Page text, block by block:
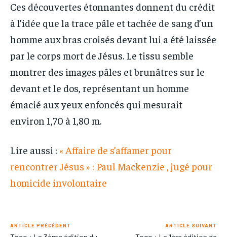
Ces découvertes étonnantes donnent du crédit
à l’idée que la trace pâle et tachée de sang d’un
homme aux bras croisés devant lui a été laissée
par le corps mort de Jésus. Le tissu semble
montrer des images pâles et brunâtres sur le
devant et le dos, représentant un homme
émacié aux yeux enfoncés qui mesurait
environ 1,70 à 1,80 m.
Lire aussi : « Affaire de s’affamer pour
rencontrer Jésus » : Paul Mackenzie , jugé pour
homicide involontaire
ARTICLE PRÉCÉDENT ARTICLE SUIVANT